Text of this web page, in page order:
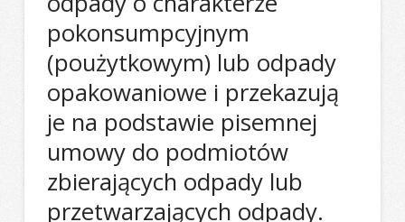
pokonsumpcyjnym
(poużytkowym) lub odpady
opakowaniowe i przekazują
je na podstawie pisemnej
umowy do podmiotów
zbierających odpady lub
przetwarzających odpady.